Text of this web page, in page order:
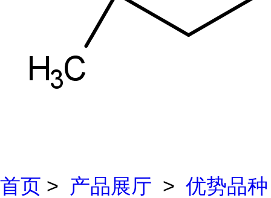
首页 > 产品展厅 > 优势品种